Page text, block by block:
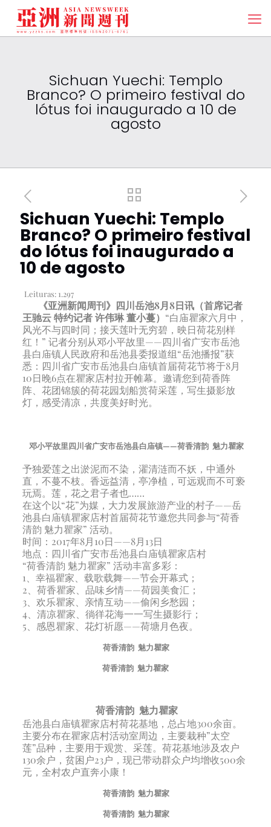
Sichuan Yuechi: Templo
Branco? O primeiro festival do
lótus foi inaugurado a 10 de
agosto
Sichuan Yuechi: Templo
Branco? O primeiro festival
do lótus foi inaugurado a
10 de agosto
Leituras: 1.297
《亚洲新闻周刊》四川岳池8月8日讯（首席记者
王驰云 特约记者 许伟琳 董小蔓） “白庙瞿家六月中，
风光不与四时同；接天莲叶无穷碧，映日荷花别样
红！” 记者分别从邓小平故里——四川省广安市岳池
县白庙镇人民政府和岳池县委报道组“岳池播报”获
悉：四川省广安市岳池县白庙镇首届荷花节将于8月
10日晚6点在瞿家店村拉开帷幕。邀请您到荷香阵
阵、花团锦簇的荷花园划船赏荷采莲，写生摄影放
灯，感受清凉，共度美好时光。
邓小平故里四川省广安市岳池县白庙镇——荷香清韵 魅力瞿家
予独爱莲之出淤泥而不染，濯清涟而不妖，中通外
直，不蔓不枝。香远益清，亭净植，可远观而不可亵
玩焉。莲，花之君子者也……
在这个以“花”为媒，大力发展旅游产业的村子——岳
池县白庙镇瞿家店村首届荷花节邀您共同参与“荷香
清韵 魅力瞿家” 活动。
时间：2017年8月10日——8月13日
地点：四川省广安市岳池县白庙镇瞿家店村
“荷香清韵 魅力瞿家” 活动丰富多彩：
1、幸福瞿家、载歌载舞——节会开幕式；
2、荷香瞿家、品味乡情——荷园美食汇；
3、欢乐瞿家、亲情互动——偷闲乡愁园；
4、清凉瞿家、徜徉花海一一写生摄影行；
5、感恩瞿家、花灯祈愿——荷塘月色夜。
荷香清韵 魅力瞿家
荷香清韵 魅力瞿家
荷香清韵 魅力瞿家
岳池县白庙镇瞿家店村荷花基地，总占地300余亩。
主要分布在瞿家店村活动室周边，主要栽种”太空
莲”品种，主要用于观赏、采莲。荷花基地涉及农户
130余户，贫困户23户，现已带动群众户均增收500余
元，全村农户直奔小康！
荷香清韵 魅力瞿家
荷香清韵 魅力瞿家